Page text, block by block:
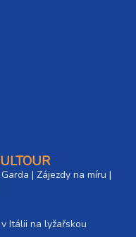
| Zájezdy na míru |
Itálii na lyžařskou